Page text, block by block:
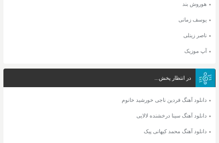
هوروش بند
یوسف زمانی
ناصر زینلی
آپ موزیک
در انتظار پخش...
دانلود آهنگ فردین ناجی خورشید خانوم
دانلود آهنگ سینا درخشنده لالایی
دانلود آهنگ محمد کیهانی پیک